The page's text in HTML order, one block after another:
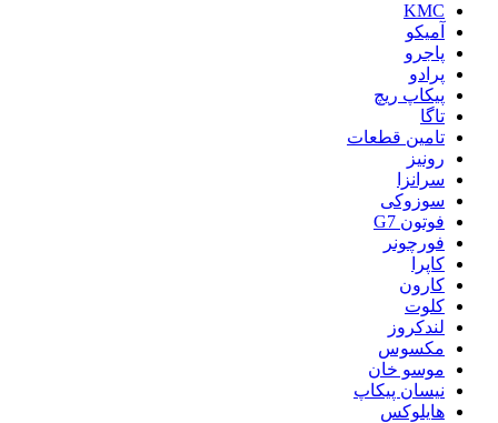
KMC
آمیکو
پاجرو
پرادو
پیکاپ ریچ
تاگا
تامین قطعات
رونیز
سرانزا
سوزوکی
فوتون G7
فورچونر
کاپرا
کارون
کلوت
لندکروز
مکسوس
موسو خان
نیسان پیکاپ
هایلوکس